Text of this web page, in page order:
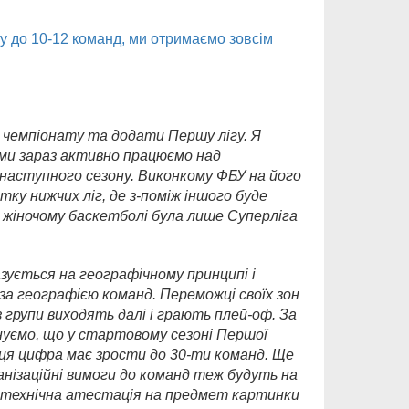
до 10-12 команд, ми отримаємо зовсім
та додати Першу лігу. Я
зараз активно працюємо над
сезону. Виконкому ФБУ на його
нижчих ліг, де з-поміж іншого буде
баскетболі була лише Суперліга
на географічному принципі і
географією команд. Переможці своїх зон
виходять далі і грають плей-оф. За
що у стартовому сезоні Першої
цифра має зрости до 30-ти команд. Ще
вимоги до команд теж будуть на
атестація на предмет картинки